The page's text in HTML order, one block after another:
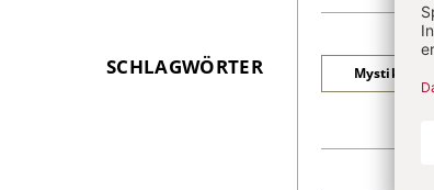
SCHLAGWÖRTER Mystik im